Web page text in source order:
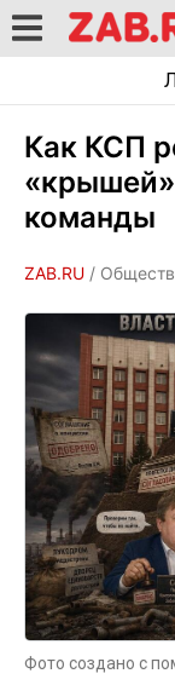
Как КСП
«крышей»
команды
ZAB.RU /
Фото создано с